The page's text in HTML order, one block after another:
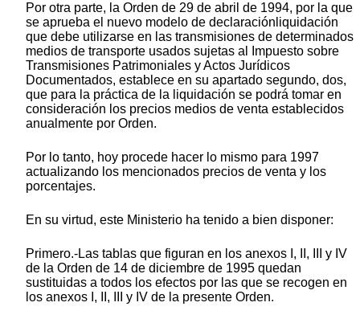
Por otra parte, la Orden de 29 de abril de 1994, por la que
se aprueba el nuevo modelo de declaraciónliquidación
que debe utilizarse en las transmisiones de determinados
medios de transporte usados sujetas al Impuesto sobre
Transmisiones Patrimoniales y Actos Jurídicos
Documentados, establece en su apartado segundo, dos,
que para la práctica de la liquidación se podrá tomar en
consideración los precios medios de venta establecidos
anualmente por Orden.
Por lo tanto, hoy procede hacer lo mismo para 1997
actualizando los mencionados precios de venta y los
porcentajes.
En su virtud, este Ministerio ha tenido a bien disponer:
Primero.-Las tablas que figuran en los anexos I, II, III y IV
de la Orden de 14 de diciembre de 1995 quedan
sustituidas a todos los efectos por las que se recogen en
los anexos I, II, III y IV de la presente Orden.